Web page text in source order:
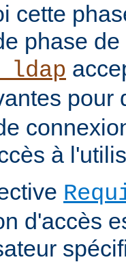
cette
phase
pour
à
d'accès